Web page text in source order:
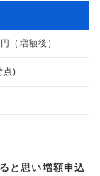
（増額後）
点)
と思い増額申込